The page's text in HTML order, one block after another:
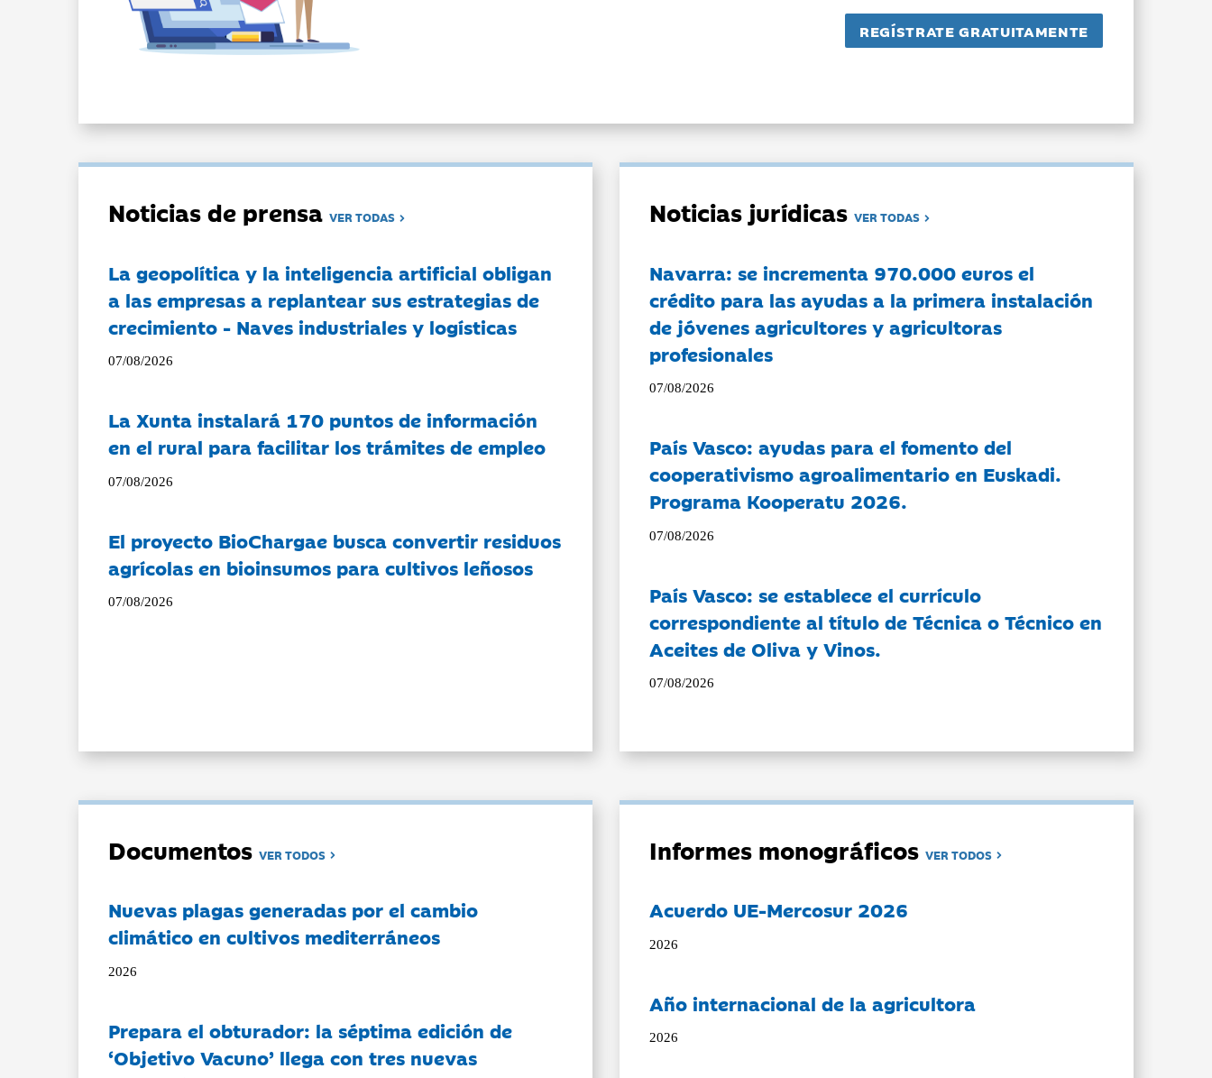
Noticias de prensaVER TODAS
La geopolítica y la inteligencia artificial obligan
a las empresas a replantear sus estrategias de
crecimiento - Naves industriales y logísticas
07/08/2026
La Xunta instalará 170 puntos de información
en el rural para facilitar los trámites de empleo
07/08/2026
El proyecto BioChargae busca convertir residuos
agrícolas en bioinsumos para cultivos leñosos
07/08/2026
Noticias jurídicasVER TODAS
Navarra: se incrementa 970.000 euros el
crédito para las ayudas a la primera instalación
de jóvenes agricultores y agricultoras
profesionales
07/08/2026
País Vasco: ayudas para el fomento del
cooperativismo agroalimentario en Euskadi.
Programa Kooperatu 2026.
07/08/2026
País Vasco: se establece el currículo
correspondiente al título de Técnica o Técnico en
Aceites de Oliva y Vinos.
07/08/2026
DocumentosVER TODOS
Nuevas plagas generadas por el cambio
climático en cultivos mediterráneos
2026
Prepara el obturador: la séptima edición de
‘Objetivo Vacuno’ llega con tres nuevas
Informes monográficosVER TODOS
Acuerdo UE-Mercosur 2026
2026
Año internacional de la agricultora
2026